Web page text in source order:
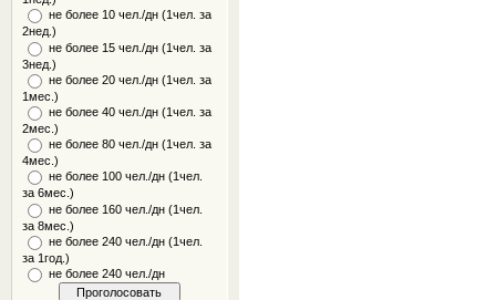
не более 10 чел./дн (1чел. за
2нед.)
не более 15 чел./дн (1чел. за
3нед.)
не более 20 чел./дн (1чел. за
1мес.)
не более 40 чел./дн (1чел. за
2мес.)
не более 80 чел./дн (1чел. за
4мес.)
не более 100 чел./дн (1чел.
за 6мес.)
не более 160 чел./дн (1чел.
за 8мес.)
не более 240 чел./дн (1чел.
за 1год.)
не более 240 чел./дн